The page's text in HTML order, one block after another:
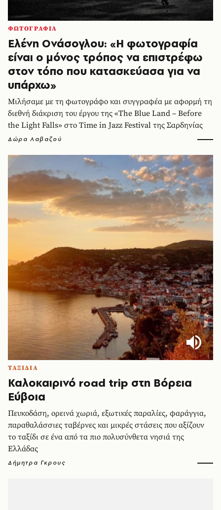
ΦΩΤΟΓΡΑΦΙΑ
Ελένη Ονάσογλου: «Η φωτογραφία
είναι ο μόνος τρόπος να επιστρέφω
στον τόπο που κατασκεύασα για να
υπάρχω»
Μιλήσαμε με τη φωτογράφο και συγγραφέα με αφορμή τη
διεθνή διάκριση του έργου της «The Blue Land – Before
the Light Falls» στο Time in Jazz Festival της Σαρδηνίας
Δώρα Λαβαζού
ΤΑΞΙΔΙΑ
Καλοκαιρινό road trip στη Βόρεια
Εύβοια
Πευκοδάση, ορεινά χωριά, εξωτικές παραλίες, φαράγγια,
παραθαλάσσιες ταβέρνες και μικρές στάσεις που αξίζουν
το ταξίδι σε ένα από τα πιο πολυσύνθετα νησιά της
Ελλάδας
Δήμητρα Γκρους